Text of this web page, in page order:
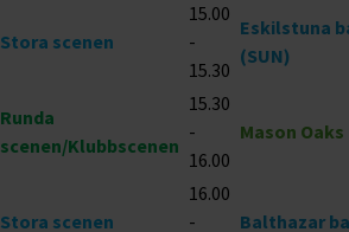
Stora scenen
15.00
-
15.30
Eskilstuna
(SUN)
Runda
scenen/Klubbscenen
15.30
-
16.00
Mason Oaks
Stora scenen
16.00
-
Balthazar